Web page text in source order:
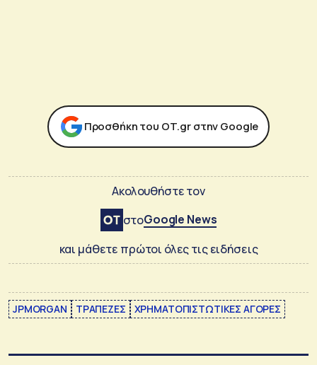
Προσθήκη του ΟΤ.gr στην Google
Ακολουθήστε τον
στοGoogle News
και μάθετε πρώτοι όλες τις ειδήσεις
JPMORGAN ΤΡΑΠΕΖΕΣ ΧΡΗΜΑΤΟΠΙΣΤΩΤΙΚΕΣ ΑΓΟΡΕΣ